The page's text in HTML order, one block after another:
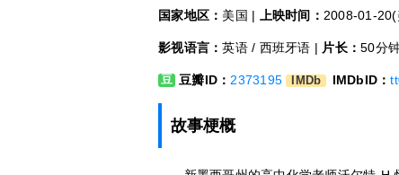
国家地区： 美国 | 上映时间： 2008-01-20(
影视语言：英语 / 西班牙语 | 片长：50分
豆 豆瓣ID： 2373195 IMDb IMDbID：
故事梗概